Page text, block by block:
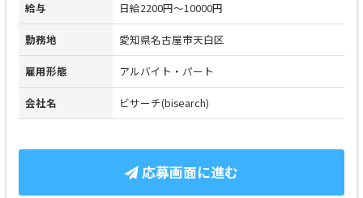
給与 日給2200円～10000円
勤務地 愛知県名古屋市天白区
雇用形態 アルバイト・パート
会社名 ビサーチ(bisearch)
応募画面に進む